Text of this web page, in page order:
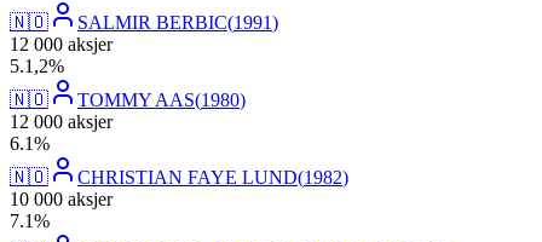
🇳🇴
SALMIR BERBIC(1991)
12 000 aksjer
5.1,2%
🇳🇴
TOMMY AAS(1980)
12 000 aksjer
6.1%
🇳🇴
CHRISTIAN FAYE LUND(1982)
10 000 aksjer
7.1%